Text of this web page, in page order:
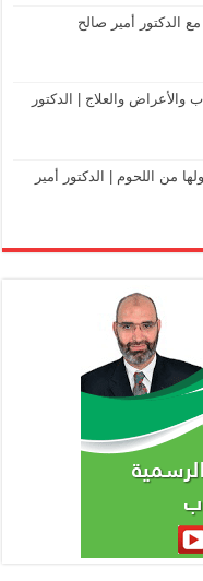
الدكتور أمير صالح
والأعراض والعلاج | الدكتور
من اللحوم | الدكتور أمير